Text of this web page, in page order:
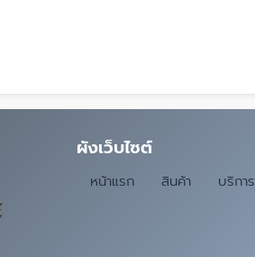
ผังเว็บไซต์
หน้าแรก สินค้า บริการ